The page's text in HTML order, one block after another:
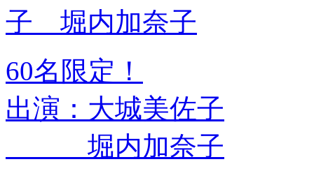
子 堀内加奈子
60名限定！
出演：大城美佐子
堀内加奈子